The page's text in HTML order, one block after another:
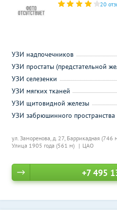
20
ул. Заморенова, д. 27, Баррикадная (746
Улица 1905 года (561 м)
ЦАО
УЗИ надпочечников
УЗИ простаты (предстательной
УЗИ селезенки
УЗИ мягких тканей
УЗИ щитовидной железы
УЗИ забрюшинного пространства
+7 495